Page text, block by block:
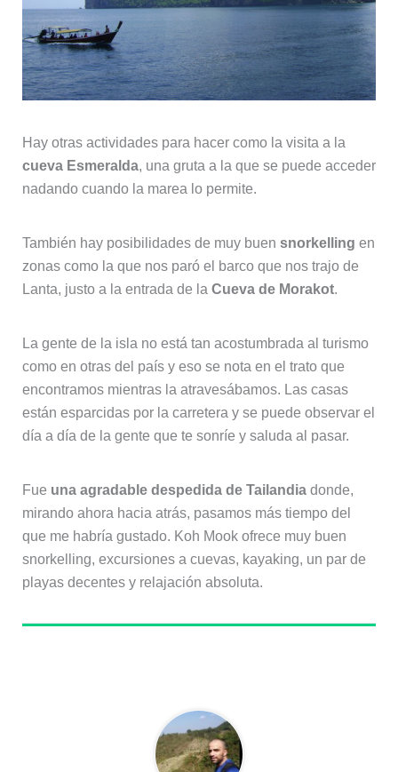
Hay otras actividades para hacer como la visita a la
cueva Esmeralda, una gruta a la que se puede acceder
nadando cuando la marea lo permite.
También hay posibilidades de muy buen snorkelling en
zonas como la que nos paró el barco que nos trajo de
Lanta, justo a la entrada de la Cueva de Morakot.
La gente de la isla no está tan acostumbrada al turismo
como en otras del país y eso se nota en el trato que
encontramos mientras la atravesábamos. Las casas
están esparcidas por la carretera y se puede observar el
día a día de la gente que te sonríe y saluda al pasar.
Fue una agradable despedida de Tailandiadonde,
mirando ahora hacia atrás, pasamos más tiempo del
que me habría gustado. Koh Mook ofrece muy buen
snorkelling, excursiones a cuevas, kayaking, un par de
playas decentes y relajación absoluta.